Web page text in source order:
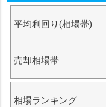
平均利回り(相場帯)
売却相場帯
相場ランキング